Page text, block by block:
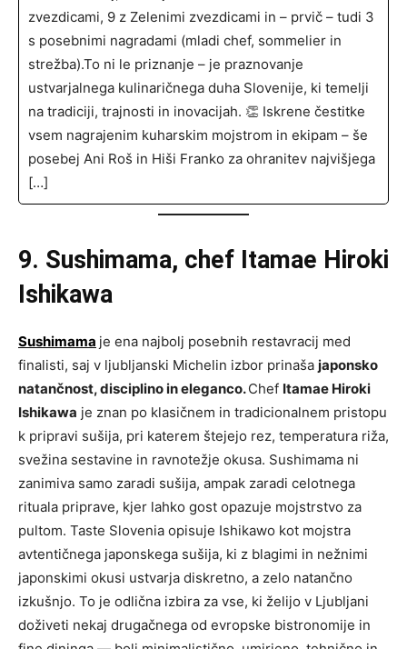
zvezdicami, 9 z Zelenimi zvezdicami in – prvič – tudi 3
s posebnimi nagradami (mladi chef, sommelier in
strežba).To ni le priznanje – je praznovanje
ustvarjalnega kulinaričnega duha Slovenije, ki temelji
na tradiciji, trajnosti in inovacijah. 👏 Iskrene čestitke
vsem nagrajenim kuharskim mojstrom in ekipam – še
posebej Ani Roš in Hiši Franko za ohranitev najvišjega
[…]
9. Sushimama, chef Itamae Hiroki
Ishikawa
Sushimama je ena najbolj posebnih restavracij med
finalisti, saj v ljubljanski Michelin izbor prinaša japonsko
natančnost, disciplino in eleganco.Chef Itamae Hiroki
Ishikawa je znan po klasičnem in tradicionalnem pristopu
k pripravi sušija, pri katerem štejejo rez, temperatura riža,
svežina sestavine in ravnotežje okusa. Sushimama ni
zanimiva samo zaradi sušija, ampak zaradi celotnega
rituala priprave, kjer lahko gost opazuje mojstrstvo za
pultom. Taste Slovenia opisuje Ishikawo kot mojstra
avtentičnega japonskega sušija, ki z blagimi in nežnimi
japonskimi okusi ustvarja diskretno, a zelo natančno
izkušnjo. To je odlična izbira za vse, ki želijo v Ljubljani
doživeti nekaj drugačnega od evropske bistronomije in